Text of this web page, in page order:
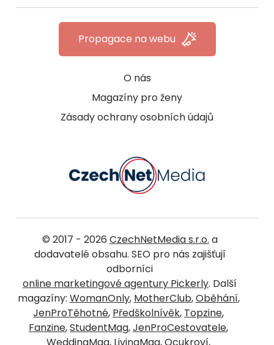
O nás
Magazíny pro ženy
Zásady ochrany osobních údajů
Propagace na webu
© 2017 - 2026 CzechNetMedia s.r.o. a
dodavatelé obsahu. SEO pro nás zajišťují
odborníci
online marketingové agentury Pickerly. Další
magazíny: WomanOnly, MotherClub,Oběhání,
JenProTěhotné, Předškolnívěk, Topzine,
Fanzine,StudentMag,JenProCestovatele,